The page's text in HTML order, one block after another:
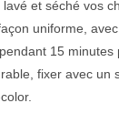
et séché vos
uniforme,
15 minutes
fixer avec un